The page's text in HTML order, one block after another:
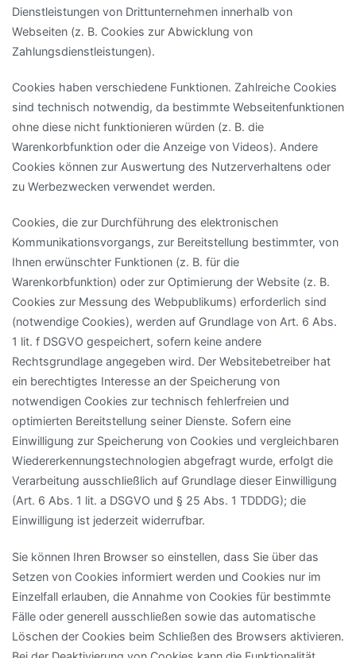
Dienstleistungen von Drittunternehmen innerhalb von
Webseiten (z. B. Cookies zur Abwicklung von
Zahlungsdienstleistungen).
Cookies haben verschiedene Funktionen. Zahlreiche Cookies
sind technisch notwendig, da bestimmte Webseitenfunktionen
ohne diese nicht funktionieren würden (z. B. die
Warenkorbfunktion oder die Anzeige von Videos). Andere
Cookies können zur Auswertung des Nutzerverhaltens oder
zu Werbezwecken verwendet werden.
Cookies, die zur Durchführung des elektronischen
Kommunikationsvorgangs, zur Bereitstellung bestimmter, von
Ihnen erwünschter Funktionen (z. B. für die
Warenkorbfunktion) oder zur Optimierung der Website (z. B.
Cookies zur Messung des Webpublikums) erforderlich sind
(notwendige Cookies), werden auf Grundlage von Art. 6 Abs.
1 lit. f DSGVO gespeichert, sofern keine andere
Rechtsgrundlage angegeben wird. Der Websitebetreiber hat
ein berechtigtes Interesse an der Speicherung von
notwendigen Cookies zur technisch fehlerfreien und
optimierten Bereitstellung seiner Dienste. Sofern eine
Einwilligung zur Speicherung von Cookies und vergleichbaren
Wiedererkennungstechnologien abgefragt wurde, erfolgt die
Verarbeitung ausschließlich auf Grundlage dieser Einwilligung
(Art. 6 Abs. 1 lit. a DSGVO und § 25 Abs. 1 TDDDG); die
Einwilligung ist jederzeit widerrufbar.
Sie können Ihren Browser so einstellen, dass Sie über das
Setzen von Cookies informiert werden und Cookies nur im
Einzelfall erlauben, die Annahme von Cookies für bestimmte
Fälle oder generell ausschließen sowie das automatische
Löschen der Cookies beim Schließen des Browsers aktivieren.